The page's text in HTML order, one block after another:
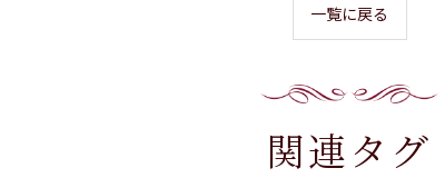
一覧に戻る
関連タグ